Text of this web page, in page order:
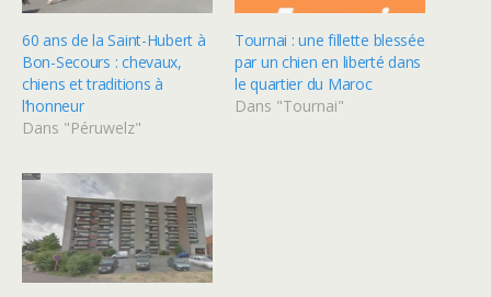
60 ans de la Saint-Hubert à
Bon-Secours : chevaux,
chiens et traditions à
l’honneur
Dans "Péruwelz"
Tournai : une fillette blessée
par un chien en liberté dans
le quartier du Maroc
Dans "Tournai"